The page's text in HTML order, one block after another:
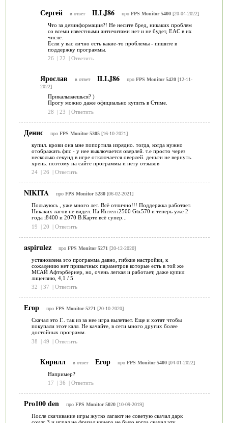
Сергей в ответ ILLJ86 про FPS Monitor 5400[20-04-2022]
Что за дезинформация?! Не несите бред, никаких проблем
со всеми известными античитами нет и не будет, EAC в их
числе.
Если у вас лично есть какие-то проблемы - пишите в
поддержку программы.
26
| 22 | Ответить
Ярослав в ответ ILLJ86 про FPS Monitor 5420[12-11-
2022]
Прикалываешься? )
Прогу можно даже официально купить в Стиме.
28
| 23 | Ответить
Денис про FPS Monitor 5305[16-10-2021]
купил. крови она мне попортила изрядно. тогда, когда нужно
отображать фпс - у нее выключается оверлей. т.е просто через
несколько секунд в игре отключается оверлей. деньги не вернуть.
хрень. поэтому на сайте программы и нету отзывов
24 | 26 | Ответить
NIKITA про FPS Monitor 5280[06-02-2021]
Пользуюсь , уже много лет. Всё отлично!!! Поддержка работает.
Никаких лагов не видел. На Интел i2500 Gtx570 и теперь уже 2
года i8400 и 2070 В.Карте всё супер...
19
| 20 | Ответить
aspirulez про FPS Monitor 5271 [20-12-2020]
установлена это программа давно, гибкие настройки, к
сожалению нет привычных параметров которые есть в той же
МСАЙ Афтэрбёрнер, но, очень легкая и работает, даже купил
лицензию, 4,1 / 5
32
| 37 | Ответить
Егор про FPS Monitor 5271 [20-10-2020]
Скачал это Г.. так из за нее игра вылетает. Еще и хотят чтобы
покупали этот калл. Не качайте, в сети много других более
достойных программ.
38
| 49 | Ответить
Кирилл в ответ Егор про FPS Monitor 5400[04-01-2022]
Например?
17
| 36 | Ответить
Pro100 den про FPS Monitor 5020[10-09-2019]
После скачивание игры жутко лагают не советую скачал дарк